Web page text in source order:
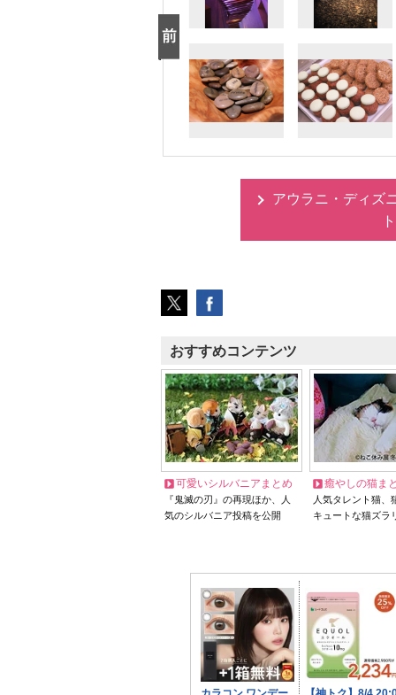
アウラニ・ディズ
おすすめコンテンツ
可愛いシルバニアまとめ
『鬼滅の刃』の再現ほか、人
気のシルバニア投稿を公開
癒やしの猫ま
人気タレント猫
キュートな猫ズラ